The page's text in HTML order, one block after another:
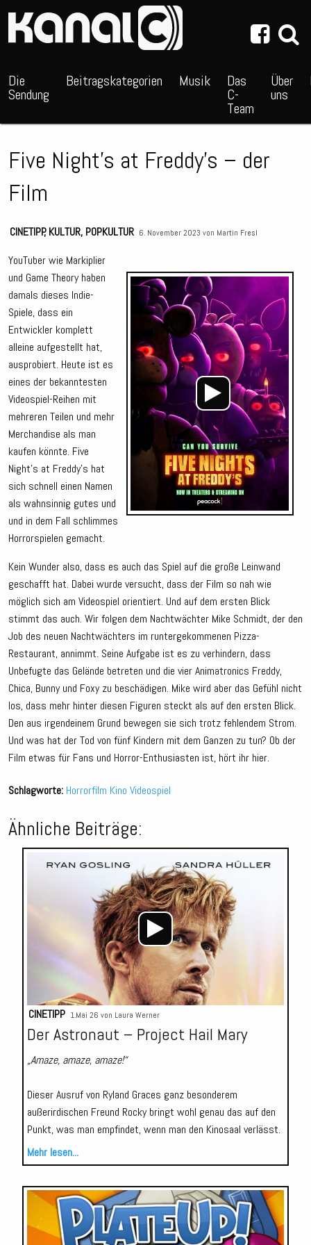
Die
Sendung
Beitragskategorien Musik Das
C-
Team
Über
uns
Five Night’s at Freddy’s – der
Film
CINETIPP,KULTUR, POPKULTUR 6. November 2023 von Martin Fresl
YouTuber wie Markiplier
und Game Theory haben
damals dieses Indie-
Spiele, dass ein
Entwickler komplett
alleine aufgestellt hat,
ausprobiert. Heute ist es
eines der bekanntesten
Videospiel-Reihen mit
mehreren Teilen und mehr
Merchandise als man
kaufen könnte. Five
Night’s at Freddy’s hat
sich schnell einen Namen
als wahnsinnig gutes und
und in dem Fall schlimmes
Horrorspielen gemacht.
Kein Wunder also, dass es auch das Spiel auf die große Leinwand
geschafft hat. Dabei wurde versucht, dass der Film so nah wie
möglich sich am Videospiel orientiert. Und auf dem ersten Blick
stimmt das auch. Wir folgen dem Nachtwächter Mike Schmidt, der den
Job des neuen Nachtwächters im runtergekommenen Pizza-
Restaurant, annimmt. Seine Aufgabe ist es zu verhindern, dass
Unbefugte das Gelände betreten und die vier Animatronics Freddy,
Chica, Bunny und Foxy zu beschädigen. Mike wird aber das Gefühl nicht
los, dass mehr hinter diesen Figuren steckt als auf den ersten Blick.
Den aus irgendeinem Grund bewegen sie sich trotz fehlendem Strom.
Und was hat der Tod von fünf Kindern mit dem Ganzen zu tun? Ob der
Film etwas für Fans und Horror-Enthusiasten ist, hört ihr hier.
Schlagworte: Horrorfilm Kino Videospiel
Ähnliche Beiträge:
CINETIPP 1.Mai 26 von Laura Werner
Der Astronaut – Project Hail Mary
„Amaze, amaze, amaze!“
Dieser Ausruf von Ryland Graces ganz besonderem
außerirdischen Freund Rocky bringt wohl genau das auf den
Punkt, was man empfindet, wenn man den Kinosaal verlässt.
Mehr lesen...